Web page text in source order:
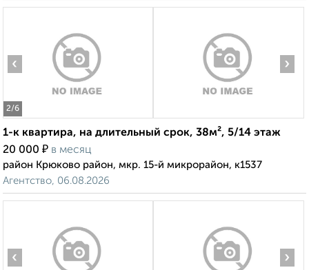
2/6
‹ ›
1-к квартира, на длительный срок, 38м², 5/14 этаж
20 000 ₽ в месяц
район Крюково район, мкр. 15-й микрорайон, к1537
Агентство, 06.08.2026
‹ ›